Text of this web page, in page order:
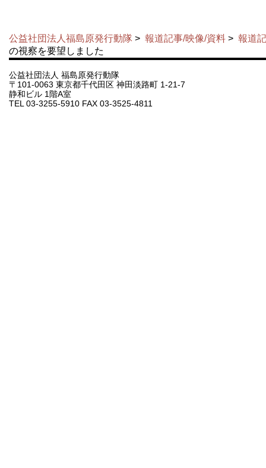
公益社団法人福島原発行動隊 > 報道記事/映像/資料 > 報道
の視察を要望しました
公益社団法人 福島原発行動隊
〒101-0063 東京都千代田区 神田淡路町 1-21-7
静和ビル 1階A室
TEL 03-3255-5910 FAX 03-3525-4811